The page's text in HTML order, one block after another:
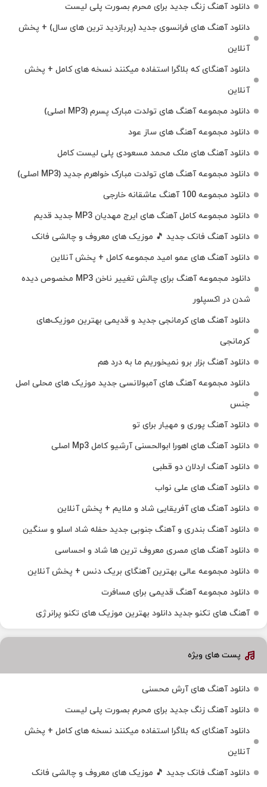
دانلود آهنگ زنگ جدید برای محرم بصورت پلی لیست
دانلود آهنگ های فرانسوی جدید (پربازدید ترین های سال) + پخش
آنلاین
دانلود آهنگای که بلاگرا استفاده میکنند نسخه های کامل + پخش
آنلاین
دانلود مجموعه آهنگ های تولدت مبارک پسرم (MP3 اصلی)
دانلود مجموعه آهنگ های ساز عود
دانلود آهنگ های ملک‌ محمد مسعودی پلی لیست کامل
دانلود مجموعه آهنگ های تولدت مبارک خواهرم جدید (MP3 اصلی)
دانلود مجموعه 100 آهنگ عاشقانه خارجی
دانلود مجموعه کامل آهنگ های ایرج مهدیان MP3 جدید قدیم
دانلود آهنگ فانک جدید 🎵 موزیک‌ های معروف و چالشی فانک
دانلود آهنگ های عمو امید مجموعه کامل + پخش آنلاین
دانلود مجموعه آهنگ برای چالش تغییر ناخن MP3 مخصوص دیده
شدن در اکسپلور
دانلود آهنگ‌ های کرمانجی جدید و قدیمی بهترین موزیک‌های
کرمانجی
دانلود آهنگ بزار برو نمیخوریم ما به درد هم
دانلود مجموعه آهنگ های آمبولانسی جدید موزیک های محلی اصل
جنس
دانلود آهنگ پوری و مهیار برای تو
دانلود آهنگ های اهورا ابوالحسنی آرشیو کامل Mp3 اصلی
دانلود آهنگ اردلان دو قطبی
دانلود آهنگ های علی نواب
دانلود آهنگ های آفریقایی شاد و ملایم + پخش آنلاین
دانلود آهنگ بندری و آهنگ جنوبی جدید حفله شاد اسلو و سنگین
دانلود آهنگ های مصری معروف ترین ها شاد و احساسی
دانلود مجموعه عالی بهترین آهنگای بریک دنس + پخش آنلاین
دانلود مجموعه آهنگ قدیمی برای مسافرت
آهنگ های تکنو جدید دانلود بهترین موزیک های تکنو پرانرژی
پست های ویژه
دانلود آهنگ های آرش محسنی
دانلود آهنگ زنگ جدید برای محرم بصورت پلی لیست
دانلود آهنگای که بلاگرا استفاده میکنند نسخه های کامل + پخش
آنلاین
دانلود آهنگ فانک جدید 🎵 موزیک‌ های معروف و چالشی فانک